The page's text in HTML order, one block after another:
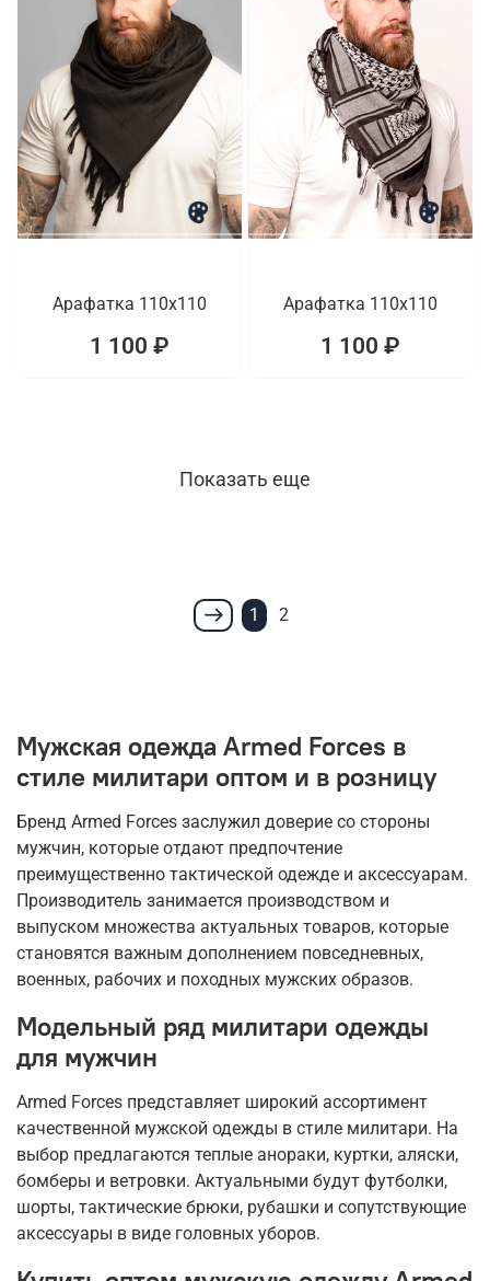
1
Арафатка 110x110
1 100 ₽
1
Арафатка 110x110
1 100 ₽
Показать еще
1 2
Мужская одежда Armed Forces в
стиле милитари оптом и в розницу
Бренд Armed Forces заслужил доверие со стороны
мужчин, которые отдают предпочтение
преимущественно тактической одежде и аксессуарам.
Производитель занимается производством и
выпуском множества актуальных товаров, которые
становятся важным дополнением повседневных,
военных, рабочих и походных мужских образов.
Модельный ряд милитари одежды
для мужчин
Armed Forces представляет широкий ассортимент
качественной мужской одежды в стиле милитари. На
выбор предлагаются теплые анораки, куртки, аляски,
бомберы и ветровки. Актуальными будут футболки,
шорты, тактические брюки, рубашки и сопутствующие
аксессуары в виде головных уборов.